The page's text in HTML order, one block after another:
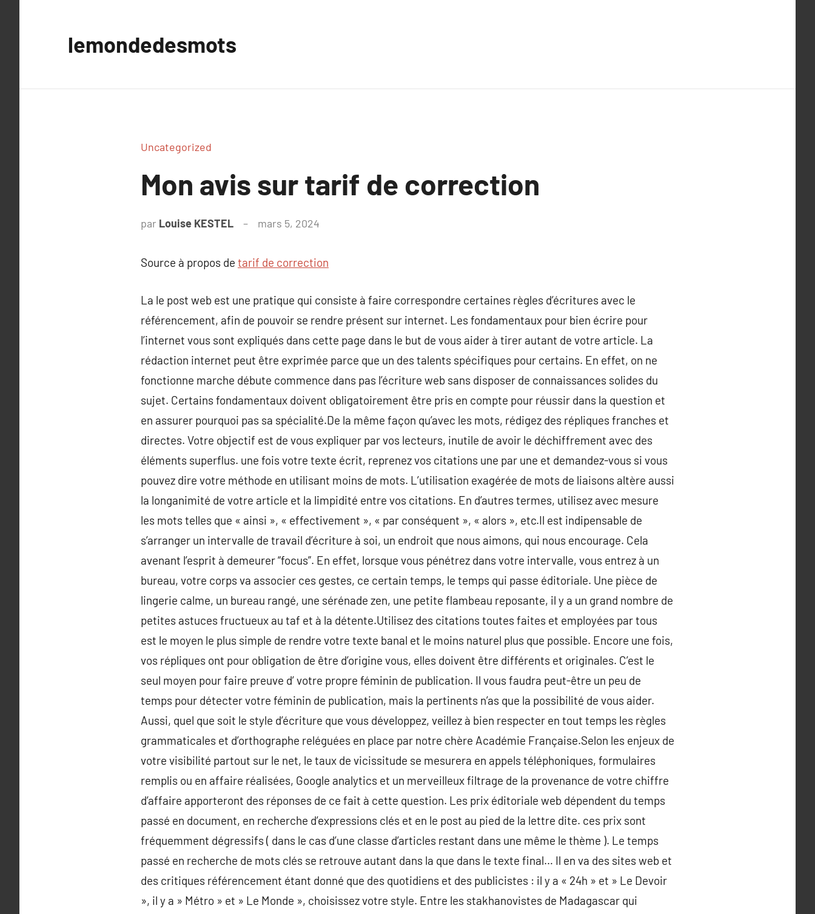
lemondedesmots
Uncategorized
Mon avis sur tarif de correction
par Louise KESTEL mars 5, 2024
Source à propos de tarif de correction
La le post web est une pratique qui consiste à faire correspondre certaines règles d’écritures avec le
référencement, afin de pouvoir se rendre présent sur internet. Les fondamentaux pour bien écrire pour
l’internet vous sont expliqués dans cette page dans le but de vous aider à tirer autant de votre article. La
rédaction internet peut être exprimée parce que un des talents spécifiques pour certains. En effet, on ne
fonctionne marche débute commence dans pas l’écriture web sans disposer de connaissances solides du
sujet. Certains fondamentaux doivent obligatoirement être pris en compte pour réussir dans la question et
en assurer pourquoi pas sa spécialité.De la même façon qu’avec les mots, rédigez des répliques franches et
directes. Votre objectif est de vous expliquer par vos lecteurs, inutile de avoir le déchiffrement avec des
éléments superflus. une fois votre texte écrit, reprenez vos citations une par une et demandez-vous si vous
pouvez dire votre méthode en utilisant moins de mots. L’utilisation exagérée de mots de liaisons altère aussi
la longanimité de votre article et la limpidité entre vos citations. En d’autres termes, utilisez avec mesure
les mots telles que « ainsi », « effectivement », « par conséquent », « alors », etc.Il est indipensable de
s’arranger un intervalle de travail d’écriture à soi, un endroit que nous aimons, qui nous encourage. Cela
avenant l’esprit à demeurer “focus”. En effet, lorsque vous pénétrez dans votre intervalle, vous entrez à un
bureau, votre corps va associer ces gestes, ce certain temps, le temps qui passe éditoriale. Une pièce de
lingerie calme, un bureau rangé, une sérénade zen, une petite flambeau reposante, il y a un grand nombre de
petites astuces fructueux au taf et à la détente.Utilisez des citations toutes faites et employées par tous
est le moyen le plus simple de rendre votre texte banal et le moins naturel plus que possible. Encore une fois,
vos répliques ont pour obligation de être d’origine vous, elles doivent être différents et originales. C’est le
seul moyen pour faire preuve d’ votre propre féminin de publication. Il vous faudra peut-être un peu de
temps pour détecter votre féminin de publication, mais la pertinents n’as que la possibilité de vous aider.
Aussi, quel que soit le style d’écriture que vous développez, veillez à bien respecter en tout temps les règles
grammaticales et d’orthographe reléguées en place par notre chère Académie Française.Selon les enjeux de
votre visibilité partout sur le net, le taux de vicissitude se mesurera en appels téléphoniques, formulaires
remplis ou en affaire réalisées, Google analytics et un merveilleux filtrage de la provenance de votre chiffre
d’affaire apporteront des réponses de ce fait à cette question. Les prix éditoriale web dépendent du temps
passé en document, en recherche d’expressions clés et en le post au pied de la lettre dite. ces prix sont
fréquemment dégressifs ( dans le cas d’une classe d’articles restant dans une même le thème ). Le temps
passé en recherche de mots clés se retrouve autant dans la que dans le texte final… Il en va des sites web et
des critiques référencement étant donné que des quotidiens et des publicistes : il y a « 24h » et » Le Devoir
», il y a » Métro » et » Le Monde », choisissez votre style. Entre les stakhanovistes de Madagascar qui